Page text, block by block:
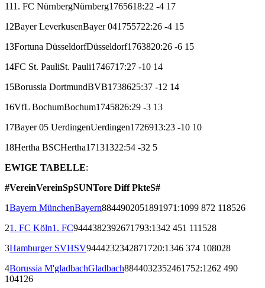
111. FC NürnbergNürnberg1765618:22 -4 17
12Bayer LeverkusenBayer 041755722:26 -4 15
13Fortuna DüsseldorfDüsseldorf1763820:26 -6 15
14FC St. PauliSt. Pauli1746717:27 -10 14
15Borussia DortmundBVB1738625:37 -12 14
16VfL BochumBochum1745826:29 -3 13
17Bayer 05 UerdingenUerdingen1726913:23 -10 10
18Hertha BSCHertha17131322:54 -32 5
EWIGE TABELLE:
#VereinVereinSpSUNTore Diff PkteS#
1Bayern MünchenBayern8844902051891971:1099 872 118526
21. FC Köln1. FC9444382392671793:1342 451 111528
3Hamburger SVHSV9444232342871720:1346 374 108028
4Borussia M'gladbachGladbach8844032352461752:1262 490
1041 26